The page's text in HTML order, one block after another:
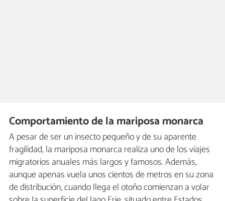
Comportamiento de la mariposa monarca
A pesar de ser un insecto pequeño y de su aparente
fragilidad, la mariposa monarca realiza uno de los viajes
migratorios anuales más largos y famosos. Además,
aunque apenas vuela unos cientos de metros en su zona
de distribución, cuando llega el otoño comienzan a volar